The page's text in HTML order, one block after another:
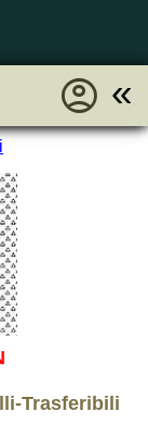
«
account_circle
Trasferibili